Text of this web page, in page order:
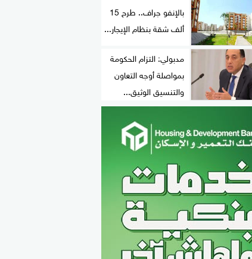
بالإنفو جراف.. طرح 15
ألف شقة بنظام الإيجار...
مدبولي: التزام الحكومة
بمواصلة أوجه التعاون
والتنسيق الوثيق...